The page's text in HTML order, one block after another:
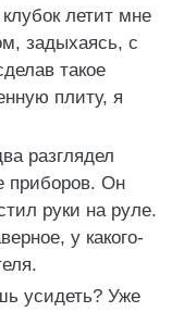
летит мне
задыхаясь, с
такое
плиту, я
разглядел
приборов. Он
руки на руле.
у какого-
усидеть? Уже